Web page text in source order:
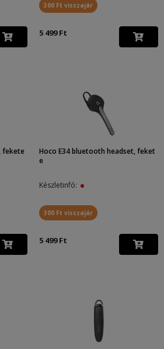
300 Ft visszajár
5 499 Ft
fekete
Hoco E34 bluetooth headset, feket
e
Készletinfó:
300 Ft visszajár
5 499 Ft